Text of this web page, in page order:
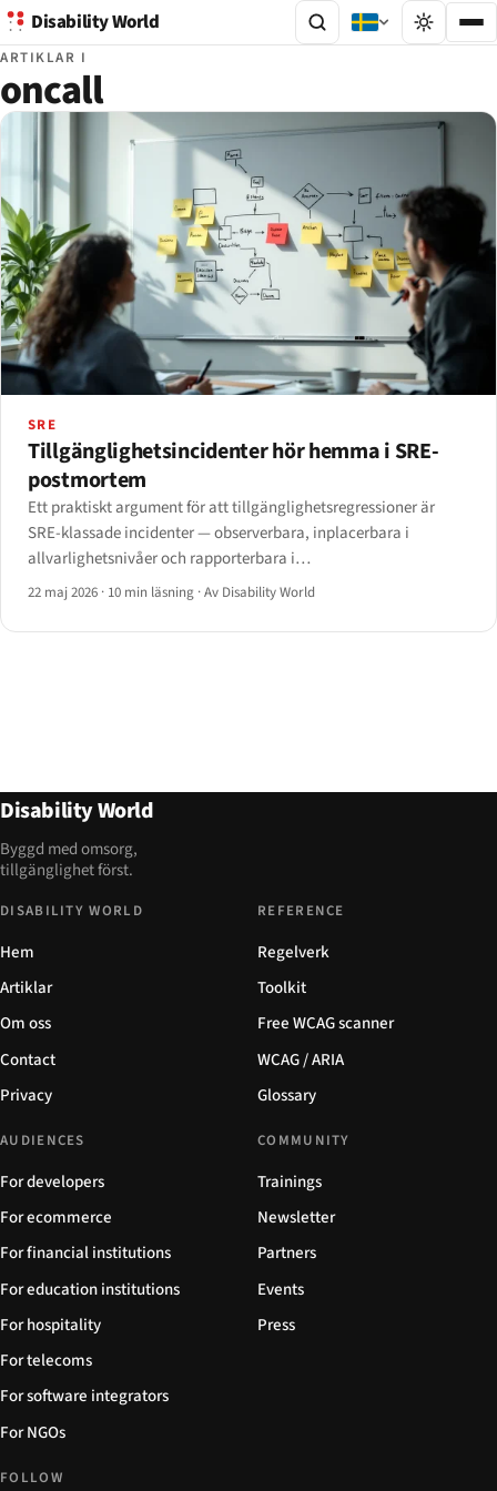
Disability World
ARTIKLAR I
oncall
SRE
Tillgänglighetsincidenter hör hemma i SRE-
postmortem
Ett praktiskt argument för att tillgänglighetsregressioner är
SRE-klassade incidenter — observerbara, inplacerbara i
allvarlighetsnivåer och rapporterbara i
PagerDuty/Opsgenie/Statuspage.
22 maj 2026 · 10 min läsning ·Av Disability World
Disability World
Byggd med omsorg,
tillgänglighet först.
DISABILITY WORLD
Hem
Artiklar
Om oss
Contact
Privacy
REFERENCE
Regelverk
Toolkit
Free WCAG scanner
WCAG / ARIA
Glossary
AUDIENCES
For developers
For ecommerce
For financial institutions
For education institutions
For hospitality
For telecoms
For software integrators
For NGOs
COMMUNITY
Trainings
Newsletter
Partners
Events
Press
FOLLOW